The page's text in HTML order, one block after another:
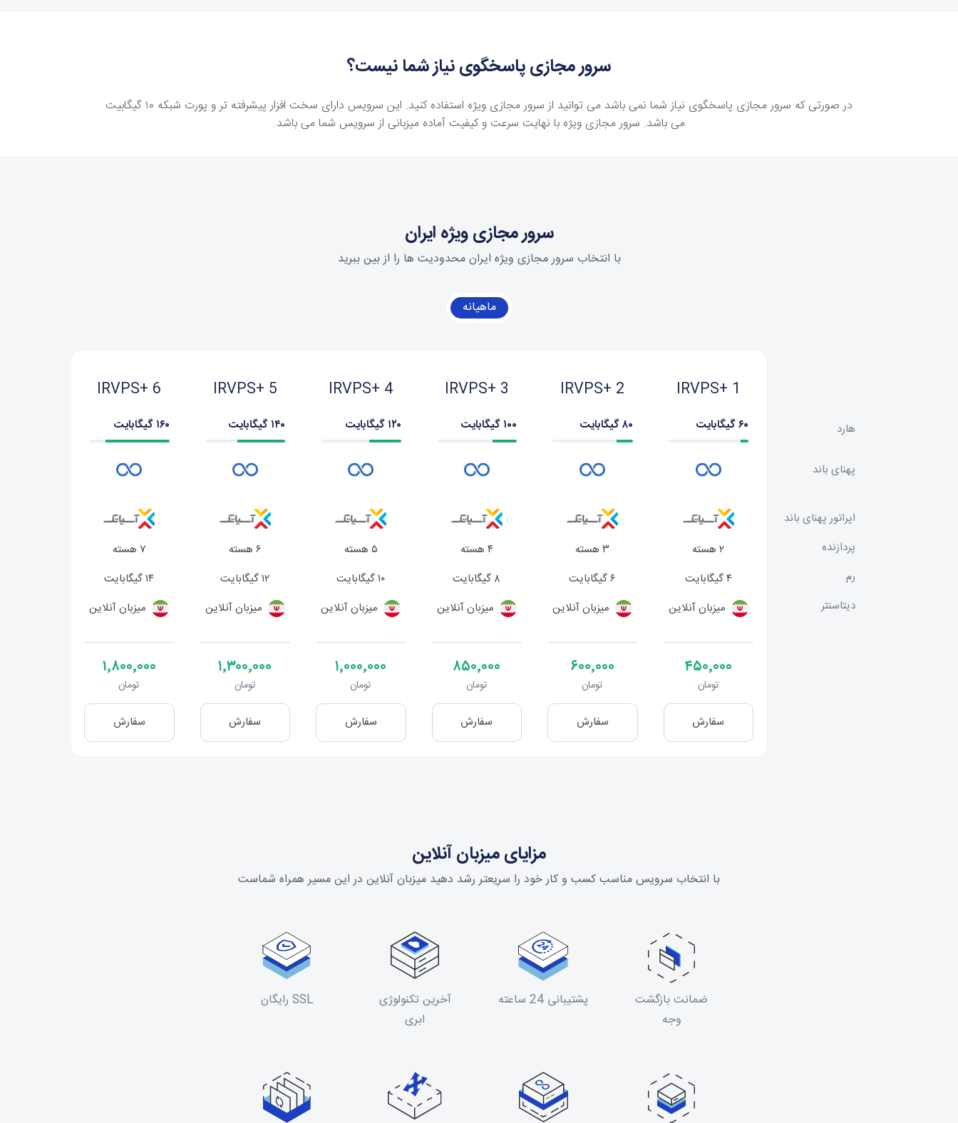
سرور مجازی پاسخگوی نیاز شما نیست؟
در صورتی که سرور مجازی پاسخگوی نیاز شما نمی باشد می توانید از سرور مجازی ویژه استفاده کنید. این سرویس دارای سخت افزار پیشرفته تر و پورت شبکه ۱۰ گیگابیت
می باشد. سرور مجازی ویژه با نهایت سرعت و کیفیت آماده میزبانی از سرویس شما می باشد.
سرور مجازی ویژه ایران
با انتخاب سرور مجازی ویژه ایران محدودیت ها را از بین ببرید
ماهیانه
هارد
پهنای باند
اپراتور پهنای باند
پردازنده
رم
دیتاسنتر
IRVPS+ 1
۶۰ گیگابایت
۲ هسته
۴ گیگابایت
میزبان آنلاین
۴۵۰٬۰۰۰
تومان
سفارش
IRVPS+ 2
۸۰ گیگابایت
۳ هسته
۶ گیگابایت
میزبان آنلاین
۶۰۰٬۰۰۰
تومان
سفارش
IRVPS+ 3
۱۰۰ گیگابایت
۴ هسته
۸ گیگابایت
میزبان آنلاین
۸۵۰٬۰۰۰
تومان
سفارش
IRVPS+ 4
۱۲۰ گیگابایت
۵ هسته
۱۰ گیگابایت
میزبان آنلاین
۱٬۰۰۰٬۰۰۰
تومان
سفارش
IRVPS+ 5
۱۴۰ گیگابایت
۶ هسته
۱۲ گیگابایت
میزبان آنلاین
۱٬۳۰۰٬۰۰۰
تومان
سفارش
IRVPS+ 6
۱۶۰ گیگابایت
۷ هسته
۱۴ گیگابایت
میزبان آنلاین
۱٬۸۰۰٬۰۰۰
تومان
سفارش
مزایای میزبان آنلاین
با انتخاب سرویس مناسب کسب و کار خود را سریعتر رشد دهید میزبان آنلاین در این مسیر همراه شماست
ضمانت بازگشت
وجه
پشتیبانی 24 ساعته
آخرین تکنولوژی
ابری
SSL رایگان